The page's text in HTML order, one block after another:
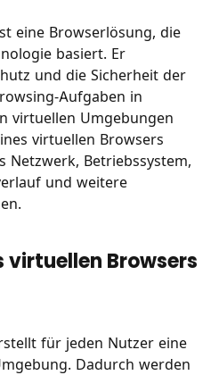
eine Browserlösung, die
basiert. Er
und die Sicherheit der
Aufgaben in
virtuellen Umgebungen
virtuellen Browsers
Netzwerk, Betriebssystem,
und weitere
virtuellen Browsers
für jeden Nutzer eine
Dadurch werden